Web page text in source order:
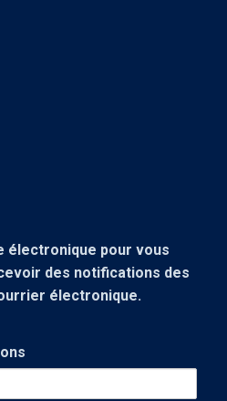
électronique pour vous
des notifications des
électronique.